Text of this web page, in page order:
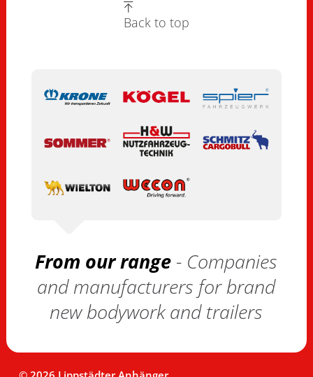
Back to top
From our range - Companies
and manufacturers for brand
new bodywork and trailers